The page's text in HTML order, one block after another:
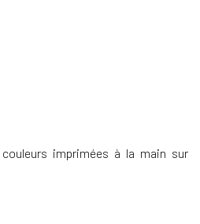
imprimées à la main sur